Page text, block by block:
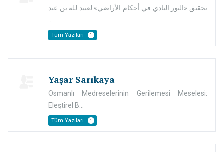
تحقيق «النور البادي في أحكام الأراضي» لعبيد لله بن عبد
Tüm Yazıları 1
Yaşar Sarıkaya
Osmanlı Medreselerinin Gerilemesi Meselesi:
Eleştirel B...
Tüm Yazıları 1